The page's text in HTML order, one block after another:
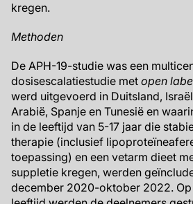
kregen.
Methoden
De APH-19-studie was een
dosisescalatiestudie met open
werd uitgevoerd in Duitsland,
Arabië, Spanje en Tunesië en
in de leeftijd van 5-17 jaar die
therapie (inclusief
toepassing) en een vetarm dieet
suppletie kregen, werden
december 2020-oktober 2022. Op